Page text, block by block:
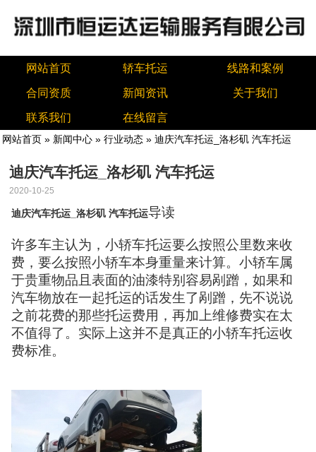
网站首页 轿车托运 线路和案例
合同资质 新闻资讯 关于我们
联系我们 在线留言
网站首页 » 新闻中心 » 行业动态 » 迪庆汽车托运_洛杉矶 汽车托运
迪庆汽车托运_洛杉矶 汽车托运
2020-10-25
迪庆汽车托运_洛杉矶 汽车托运导读
许多车主认为，小轿车托运要么按照公里数来收
费，要么按照小轿车本身重量来计算。小轿车属
于贵重物品且表面的油漆特别容易剐蹭，如果和
汽车物放在一起托运的话发生了剐蹭，先不说说
之前花费的那些托运费用，再加上维修费实在太
不值得了。实际上这并不是真正的小轿车托运收
费标准。